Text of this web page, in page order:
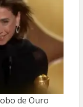
de Ouro